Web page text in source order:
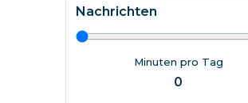
Nachrichten
Minuten pro Tag
0